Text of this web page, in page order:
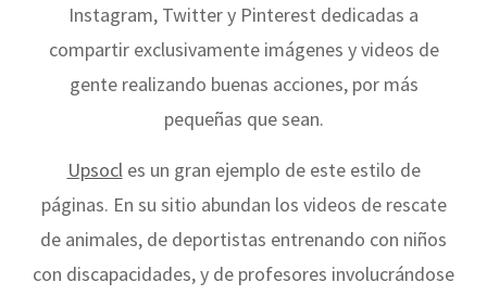
Instagram, Twitter y Pinterest dedicadas a
compartir exclusivamente imágenes y videos de
gente realizando buenas acciones, por más
pequeñas que sean.
Upsocles un gran ejemplo de este estilo de
páginas. En su sitio abundan los videos de rescate
de animales, de deportistas entrenando con niños
con discapacidades, y de profesores involucrándose